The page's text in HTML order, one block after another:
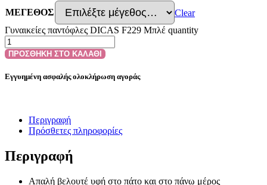
ΜΕΓΕΘΟΣ
Clear
Γυναικείες παντόφλες DICAS F229 Μπλέ quantity
ΠΡΟΣΘΗΚΗ ΣΤΟ ΚΑΛΑΘΙ
Εγγυημένη ασφαλής ολοκλήρωση αγοράς
Περιγραφή
Πρόσθετες πληροφορίες
Περιγραφή
Απαλή βελουτέ υφή στο πάτο και στο πάνω μέρος